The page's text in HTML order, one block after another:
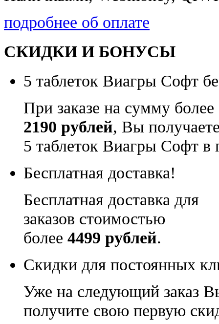
подробнее об оплате
СКИДКИ И БОНУСЫ
5 таблеток Виагры Софт
При заказе на сумму более
2190 рублей, Вы
5 таблеток Виагры Софт в
Бесплатная доставка!
Бесплатная доставка для
заказов стоимостью
более 4499 рублей.
Скидки для постоянных
Уже на следующий заказ
получите свою первую